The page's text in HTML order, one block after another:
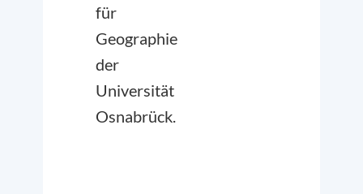
für
Geographie
der
Universität
Osnabrück.